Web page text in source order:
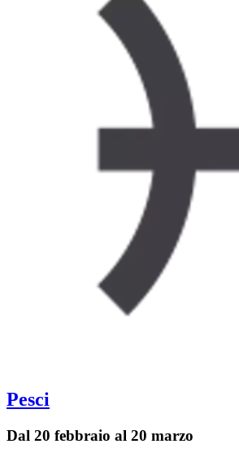
Pesci
Dal 20 febbraio al 20 marzo